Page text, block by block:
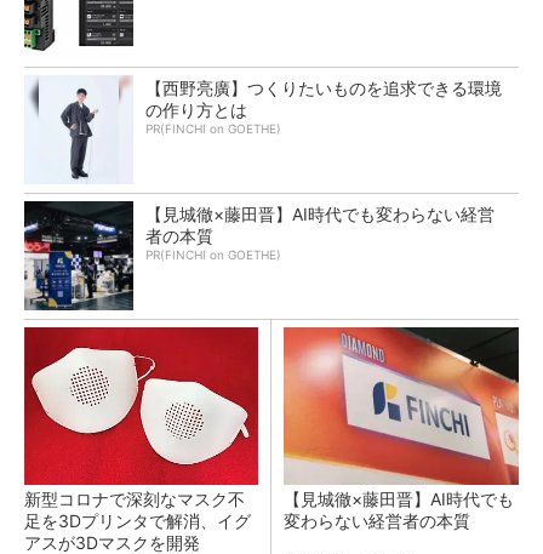
【西野亮廣】つくりたいものを追求できる環境
の作り方とは
PR(FINCHI on GOETHE)
【見城徹×藤田晋】AI時代でも変わらない経営
者の本質
PR(FINCHI on GOETHE)
新型コロナで深刻なマスク不
足を3Dプリンタで解消、イグ
アスが3Dマスクを開発
【見城徹×藤田晋】AI時代でも
変わらない経営者の本質